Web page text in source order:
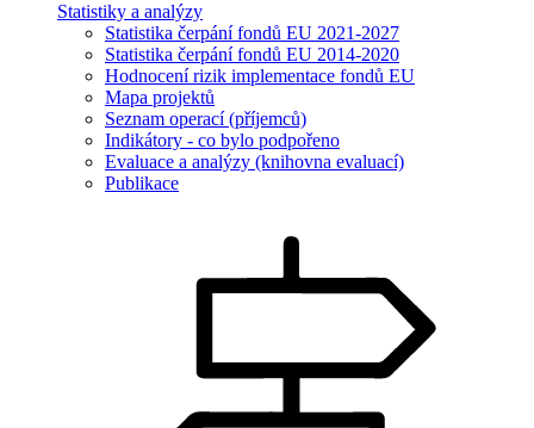
Statistiky a analýzy
Statistika čerpání fondů EU 2021-2027
Statistika čerpání fondů EU 2014-2020
Hodnocení rizik implementace fondů EU
Mapa projektů
Seznam operací (příjemců)
Indikátory - co bylo podpořeno
Evaluace a analýzy (knihovna evaluací)
Publikace